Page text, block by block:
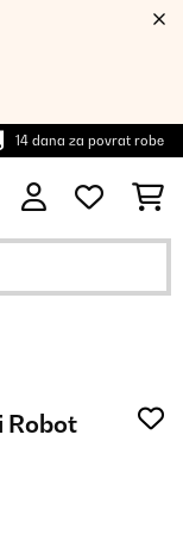
14 dana za povrat robe
Robot